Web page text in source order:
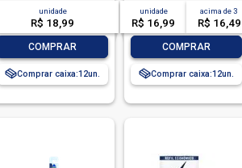
unidade
R$ 18,99
COMPRAR
Comprar caixa:12
ml
unidade
R$ 16,99
acima de3
R$ 16,49
COMPRAR
Comprar caixa:12